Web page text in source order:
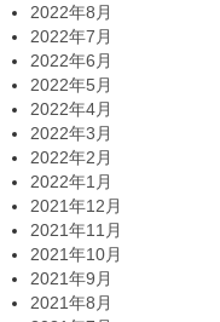
2022年8月
2022年7月
2022年6月
2022年5月
2022年4月
2022年3月
2022年2月
2022年1月
2021年12月
2021年11月
2021年10月
2021年9月
2021年8月